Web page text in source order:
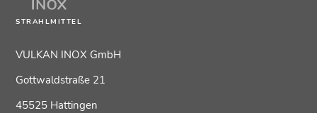
STRAHLMITTEL
VULKAN INOX GmbH
Gottwaldstraße 21
45525 Hattingen